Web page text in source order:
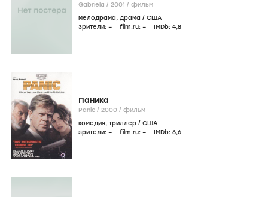
Gabriela / 2001 / фильм
мелодрама, драма / США
зрители: – film.ru: – IMDb: 4,8
Паника
Panic / 2000 / фильм
комедия, триллер / США
зрители: – film.ru: – IMDb: 6,6